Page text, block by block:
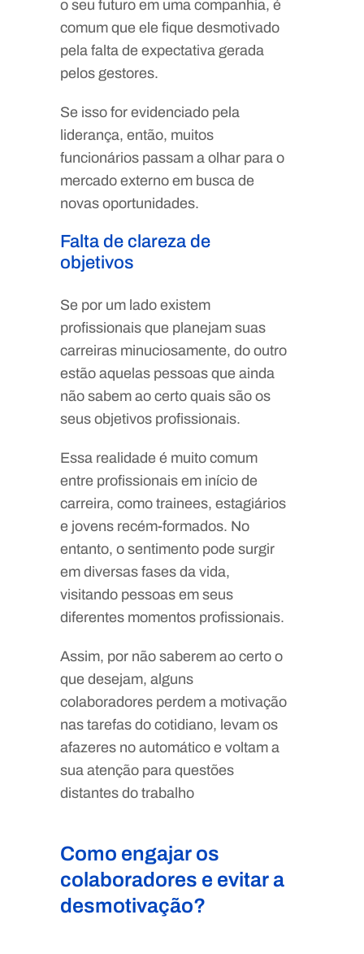
o seu futuro em uma companhia, é
comum que ele fique desmotivado
pela falta de expectativa gerada
pelos gestores.
Se isso for evidenciado pela
liderança, então, muitos
funcionários passam a olhar para o
mercado externo em busca de
novas oportunidades.
Falta de clareza de
objetivos
Se por um lado existem
profissionais que planejam suas
carreiras minuciosamente, do outro
estão aquelas pessoas que ainda
não sabem ao certo quais são os
seus objetivos profissionais.
Essa realidade é muito comum
entre profissionais em início de
carreira, como trainees, estagiários
e jovens recém-formados. No
entanto, o sentimento pode surgir
em diversas fases da vida,
visitando pessoas em seus
diferentes momentos profissionais.
Assim, por não saberem ao certo o
que desejam, alguns
colaboradores perdem a motivação
nas tarefas do cotidiano, levam os
afazeres no automático e voltam a
sua atenção para questões
distantes do trabalho
Como engajar os
colaboradores e evitar a
desmotivação?